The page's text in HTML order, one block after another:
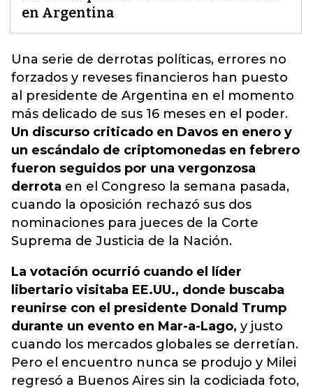
en Argentina
Una serie de derrotas políticas, errores no
forzados y reveses financieros han puesto
al presidente de Argentina en el momento
más delicado de sus 16 meses en el poder.
Un discurso criticado en Davos en enero y
un escándalo de criptomonedas en febrero
fueron seguidos por una vergonzosa
derrota en el Congreso la semana pasada,
cuando la oposición rechazó sus dos
nominaciones para jueces de la Corte
Suprema de Justicia de la Nación.
La votación ocurrió cuando el líder
libertario visitaba EE.UU., donde buscaba
reunirse con el presidente Donald Trump
durante un evento en Mar-a-Lago, y justo
cuando los mercados globales se derretían.
Pero el encuentro nunca se produjo y Milei
regresó a Buenos Aires sin la codiciada foto,